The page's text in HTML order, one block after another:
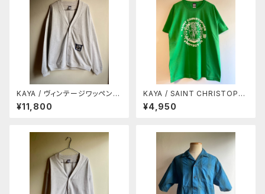
KAYA / ヴィンテージワッペン付
きカーディガン
¥11,800
KAYA / SAINT CHRISTOPH
ER TEE
¥4,950